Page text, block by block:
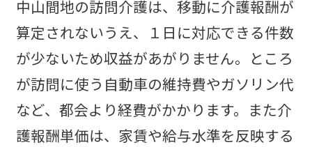
中山間地の訪問介護は、移動に介護報酬が
算定されないうえ、１日に対応できる件数
が少ないため収益があがりません。ところ
が訪問に使う自動車の維持費やガソリン代
など、都会より経費がかかります。また介
護報酬単価は、家賃や給与水準を反映する